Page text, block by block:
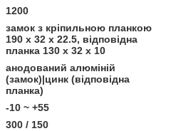
1200
замок з кріпильною планкою
190 х 32 х 22.5, відповідна
планка 130 х 32 х 10
анодований алюміній
(замок)|цинк (відповідна
планка)
-10 ~ +55
300 / 150